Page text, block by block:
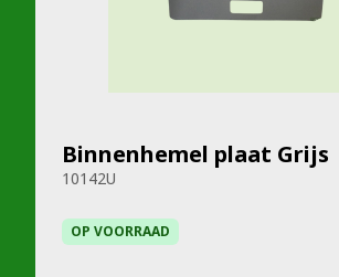
Binnenhemel plaat Grijs
10142U
OP VOORRAAD